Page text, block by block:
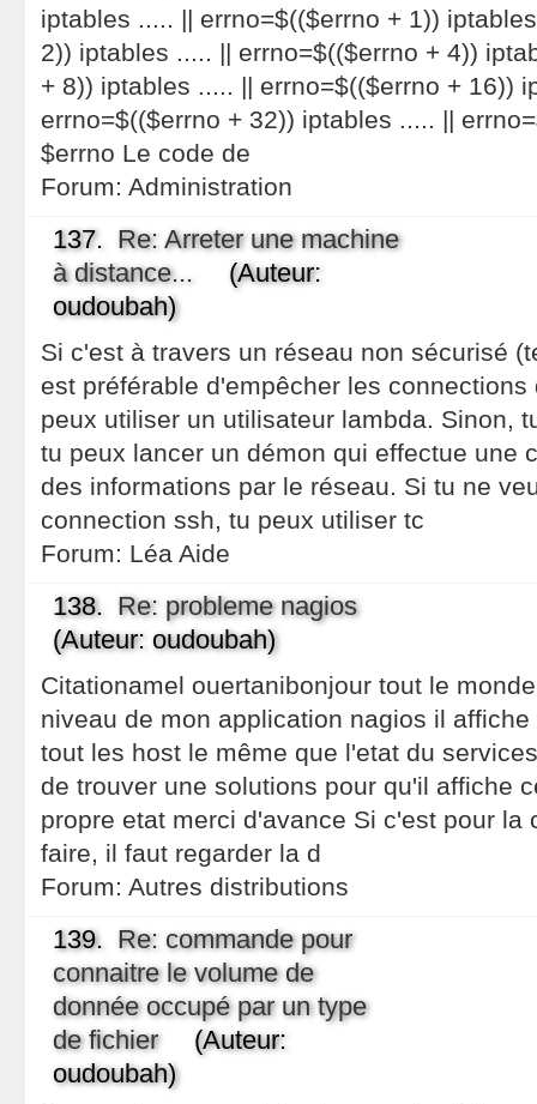
iptables ..... || errno=$(($errno + 1))
2)) iptables ..... || errno=$(($errno + 4))
+ 8)) iptables ..... || errno=$(($errno + 16))
errno=$(($errno + 32)) iptables ..... ||
$errno Le code de
Forum: Administration
137. Re: Arreter une machine
à distance... (Auteur:
oudoubah)
Si c'est à travers un réseau non sécurisé
est préférable d'empêcher les
peux utiliser un utilisateur lambda. Sinon,
tu peux lancer un démon qui effectue une
des informations par le réseau. Si tu ne
connection ssh, tu peux utiliser tc
Forum: Léa Aide
138. Re: probleme nagios
(Auteur: oudoubah)
Citationamel ouertanibonjour tout le
niveau de mon application nagios il
tout les host le même que l'etat du
de trouver une solutions pour qu'il affiche
propre etat merci d'avance Si c'est pour la
faire, il faut regarder la d
Forum: Autres distributions
139. Re: commande pour
connaitre le volume de
donnée occupé par un type
de fichier(Auteur:
oudoubah)